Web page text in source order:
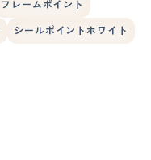
フレームポイント
シールポイントホワイト